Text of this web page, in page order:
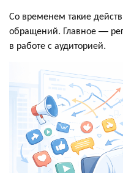
Со временем такие
обращений. Главное —
в работе с аудиторией.